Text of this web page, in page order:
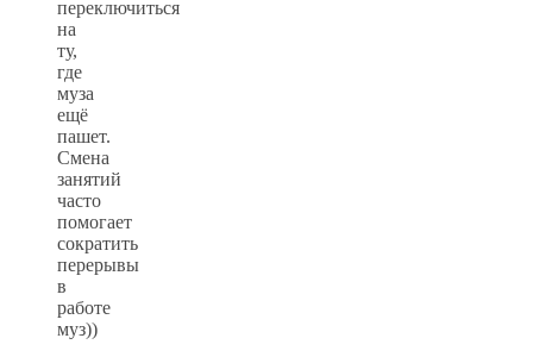
переключиться
на
ту,
где
муза
ещё
пашет.
Смена
занятий
часто
помогает
сократить
перерывы
в
работе
муз))